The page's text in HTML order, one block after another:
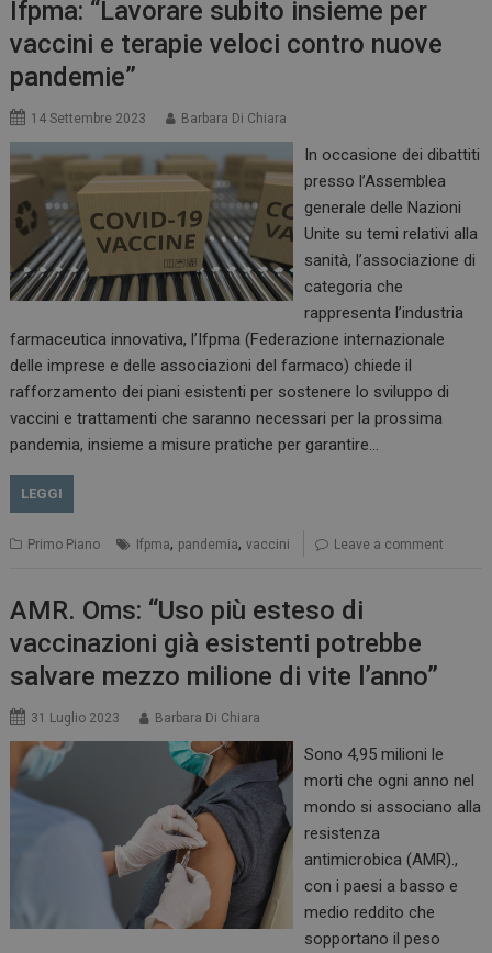
Ifpma: “Lavorare subito insieme per
vaccini e terapie veloci contro nuove
pandemie”
14 Settembre 2023 Barbara Di Chiara
In occasione dei dibattiti
presso l’Assemblea
generale delle Nazioni
Unite su temi relativi alla
sanità, l’associazione di
categoria che
rappresenta l’industria
farmaceutica innovativa, l’Ifpma (Federazione internazionale
delle imprese e delle associazioni del farmaco) chiede il
rafforzamento dei piani esistenti per sostenere lo sviluppo di
vaccini e trattamenti che saranno necessari per la prossima
pandemia, insieme a misure pratiche per garantire…
LEGGI
Primo Piano Ifpma, pandemia,vaccini Leave a comment
AMR. Oms: “Uso più esteso di
vaccinazioni già esistenti potrebbe
salvare mezzo milione di vite l’anno”
31 Luglio 2023 Barbara Di Chiara
Sono 4,95 milioni le
morti che ogni anno nel
mondo si associano alla
resistenza
antimicrobica (AMR).,
con i paesi a basso e
medio reddito che
sopportano il peso
Necessari Marketing
I cookie necessari contribuiscono a rendere fruibile il
sito web abilitandone funzionalità di base quali la
navigazione sulle pagine e l'accesso alle aree
funzionare correttamente senza questi cookie.
NOME
FORNITORE / DOMINIO
SCADENZA
Google LLC
.dailyhealthindustry.it
1 anno 1
mese
ARRAffinitySameSite
Microsoft Corporation
.www.dailyhealthindustry.it